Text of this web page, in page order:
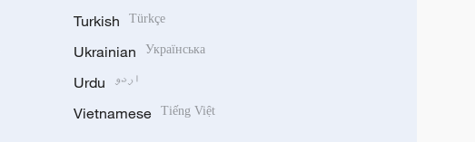
Turkish Türkçe
Ukrainian Українська
Urdu اردو
Vietnamese Tiếng Việt